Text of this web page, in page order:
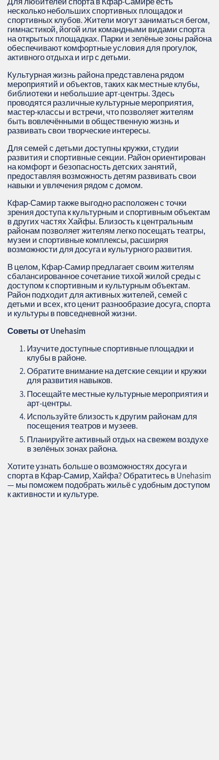
несколько небольших спортивных площадок и
спортивных клубов. Жители могут заниматься бегом,
гимнастикой, йогой или командными видами спорта
на открытых площадках. Парки и зелёные зоны района
обеспечивают комфортные условия для прогулок,
активного отдыха и игр с детьми.
Культурная жизнь района представлена рядом
мероприятий и объектов, таких как местные клубы,
библиотеки и небольшие арт-центры. Здесь
проводятся различные культурные мероприятия,
мастер-классы и встречи, что позволяет жителям
быть вовлечёнными в общественную жизнь и
развивать свои творческие интересы.
Для семей с детьми доступны кружки, студии
развития и спортивные секции. Район ориентирован
на комфорт и безопасность детских занятий,
предоставляя возможность детям развивать свои
навыки и увлечения рядом с домом.
Кфар-Самир также выгодно расположен с точки
зрения доступа к культурным и спортивным объектам
в других частях Хайфы. Близость к центральным
районам позволяет жителям легко посещать театры,
музеи и спортивные комплексы, расширяя
возможности для досуга и культурного развития.
В целом, Кфар-Самир предлагает своим жителям
сбалансированное сочетание тихой жилой среды с
доступом к спортивным и культурным объектам.
Район подходит для активных жителей, семей с
детьми и всех, кто ценит разнообразие досуга, спорта
и культуры в повседневной жизни.
Советы от Unehasim
Изучите доступные спортивные площадки и
клубы в районе.
Обратите внимание на детские секции и кружки
для развития навыков.
Посещайте местные культурные мероприятия и
арт-центры.
Используйте близость к другим районам для
посещения театров и музеев.
Планируйте активный отдых на свежем воздухе
в зелёных зонах района.
Хотите узнать больше о возможностях досуга и
спорта в Кфар-Самир, Хайфа? Обратитесь в Unehasim
— мы поможем подобрать жильё с удобным доступом
к активности и культуре.